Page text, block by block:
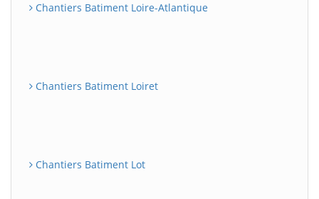
Chantiers Batiment Loire-Atlantique
Chantiers Batiment Loiret
Chantiers Batiment Lot